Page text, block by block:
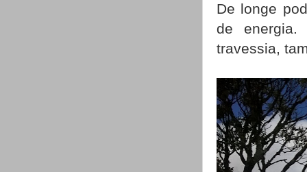
De longe
de
travessia,